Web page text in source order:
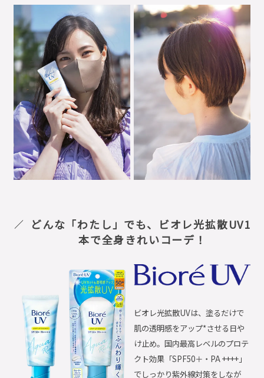
どんな「わたし」でも、ビオレ光拡散UV1
本で全身きれいコーデ！
ビオレ光拡散UVは、塗るだけで
肌の透明感をアップ*させる日や
け止め。国内最高レベルのプロテ
クト効果「SPF50＋・PA ++++」
でしっかり紫外線対策をしなが